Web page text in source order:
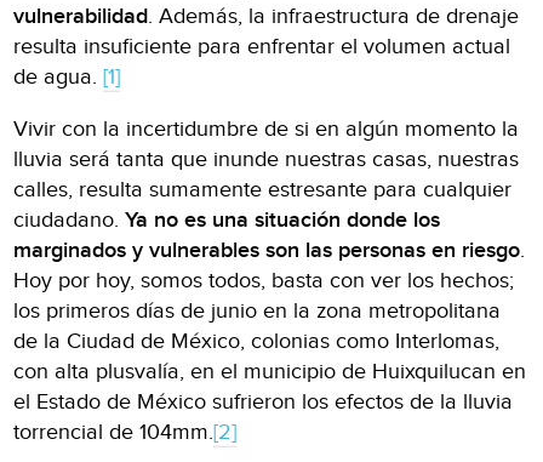
vulnerabilidad. Además, la infraestructura de drenaje
resulta insuficiente para enfrentar el volumen actual
de agua.[1]
Vivir con la incertidumbre de si en algún momento la
lluvia será tanta que inunde nuestras casas, nuestras
calles, resulta sumamente estresante para cualquier
ciudadano.Ya no es una situación donde los
marginados y vulnerables son las personas en riesgo.
Hoy por hoy, somos todos, basta con ver los hechos;
los primeros días de junio en la zona metropolitana
de la Ciudad de México, colonias como Interlomas,
con alta plusvalía, en el municipio de Huixquilucan en
el Estado de México sufrieron los efectos de la lluvia
torrencial de 104mm.[2]